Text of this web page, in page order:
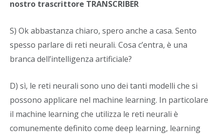
nostro trascrittore TRANSCRIBER
S) Ok abbastanza chiaro, spero anche a casa. Sento
spesso parlare di reti neurali. Cosa c’entra, è una
branca dell’intelligenza artificiale?
D) sì, le reti neurali sono uno dei tanti modelli che si
possono applicare nel machine learning. In particolare
il machine learning che utilizza le reti neurali è
comunemente definito come deep learning, learning